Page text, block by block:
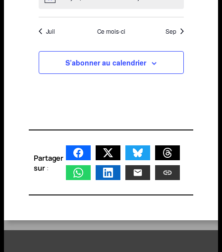
Juil Ce mois-ci Sep
S’abonner au calendrier
Partager
sur: